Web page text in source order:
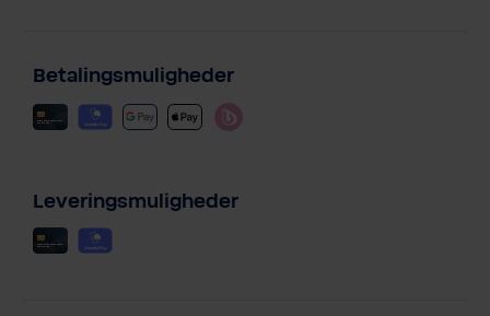
Betalingsmuligheder
Leveringsmuligheder